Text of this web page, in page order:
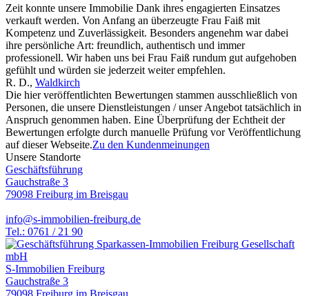
Zeit konnte unsere Immobilie Dank ihres engagierten Einsatzes
verkauft werden. Von Anfang an überzeugte Frau Faiß mit
Kompetenz und Zuverlässigkeit. Besonders angenehm war dabei
ihre persönliche Art: freundlich, authentisch und immer
professionell. Wir haben uns bei Frau Faiß rundum gut aufgehoben
gefühlt und würden sie jederzeit weiter empfehlen.
R. D., Waldkirch
Die hier veröffentlichten Bewertungen stammen ausschließlich von
Personen, die unsere Dienstleistungen / unser Angebot tatsächlich in
Anspruch genommen haben. Eine Überprüfung der Echtheit der
Bewertungen erfolgte durch manuelle Prüfung vor Veröffentlichung
auf dieser Webseite.Zu den Kundenmeinungen
Unsere Standorte
Geschäftsführung
Gauchstraße 3
79098 Freiburg im Breisgau
info@s-immobilien-freiburg.de
Tel.: 0761 / 21 90
S-Immobilien Freiburg
Gauchstraße 3